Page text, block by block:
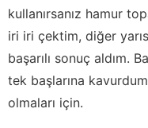
kullanırsanız hamur
iri iri çektim, diğer
başarılı sonuç aldım.
tek başlarına
olmaları için.